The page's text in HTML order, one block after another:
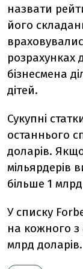
назвати
його
розрахунках
бізнесмена
дітей.
Сукупні
останнього
доларів.
мільярдерів
більше 1
У списку
на кожного з
млрд доларів.